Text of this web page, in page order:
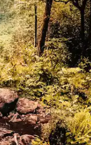
nahor a nadol alebo